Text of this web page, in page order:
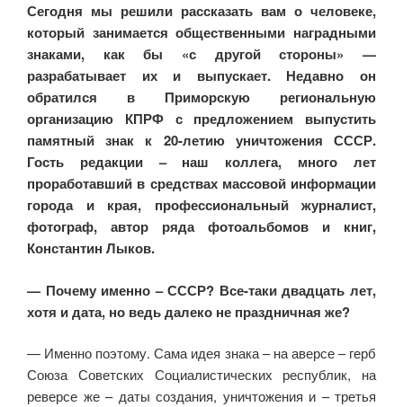
Сегодня мы решили рассказать вам о человеке,
который занимается общественными наградными
знаками, как бы «с другой стороны» —
разрабатывает их и выпускает. Недавно он
обратился в Приморскую региональную
организацию КПРФ с предложением выпустить
памятный знак к 20-летию уничтожения СССР.
Гость редакции – наш коллега, много лет
проработавший в средствах массовой информации
города и края, профессиональный журналист,
фотограф, автор ряда фотоальбомов и книг,
Константин Лыков.
— Почему именно – СССР? Все-таки двадцать лет,
хотя и дата, но ведь далеко не праздничная же?
— Именно поэтому. Сама идея знака – на аверсе – герб
Союза Советских Социалистических республик, на
реверсе же – даты создания, уничтожения и – третья